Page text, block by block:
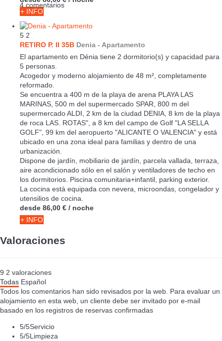
4 comentarios
+ INFO
5 2
RETIRO P. II 35B Denia - Apartamento
El apartamento en Dénia tiene 2 dormitorio(s) y capacidad para
5 personas.
Acogedor y moderno alojamiento de 48 m², completamente
reformado.
Se encuentra a 400 m de la playa de arena PLAYA LAS
MARINAS, 500 m del supermercado SPAR, 800 m del
supermercado ALDI, 2 km de la ciudad DENIA, 8 km de la playa
de roca LAS. ROTAS", a 8 km del campo de Golf "LA SELLA
GOLF", 99 km del aeropuerto "ALICANTE O VALENCIA" y está
ubicado en una zona ideal para familias y dentro de una
urbanización.
Dispone de jardín, mobiliario de jardín, parcela vallada, terraza,
aire acondicionado sólo en el salón y ventiladores de techo en
los dormitorios. Piscina comunitaria+infantil, parking exterior.
La cocina está equipada con nevera, microondas, congelador y
utensilios de cocina.
desde 86,00 € / noche
+ INFO
Valoraciones
9 2 valoraciones
Todas Español
Todos los comentarios han sido revisados por la web. Para evaluar un
alojamiento en esta web, un cliente debe ser invitado por e-mail
basado en los registros de reservas confirmadas
5/5Servicio
5/5Limpieza